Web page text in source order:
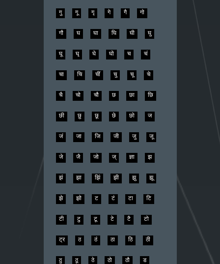
गु गू गृ गे गै गो
गौ घ घा घि घी घु
घू घृ घे घो च चं
चा चि चीं चु चू चे
चै चो चौ छ छा छि
छी छु छू छे छो ज
जं जा जि जी जु जू
जे जै जो ज् ज्ञा झ
झं झा झिं झी झु झू
झे झो ट टं टा टि
टी टु टू टे टै टो
ट्र ठ ठं ठा ठि ठी
ठु ठू ठे ठो ठौ ड